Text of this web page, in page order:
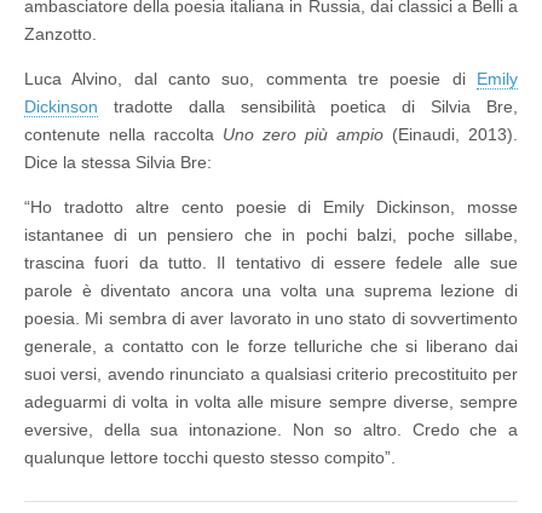
ambasciatore della poesia italiana in Russia, dai classici a Belli a
Zanzotto.
Luca Alvino, dal canto suo, commenta tre poesie di Emily
Dickinson tradotte dalla sensibilità poetica di Silvia Bre,
contenute nella raccolta Uno zero più ampio (Einaudi, 2013).
Dice la stessa Silvia Bre:
“Ho tradotto altre cento poesie di Emily Dickinson, mosse
istantanee di un pensiero che in pochi balzi, poche sillabe,
trascina fuori da tutto. Il tentativo di essere fedele alle sue
parole è diventato ancora una volta una suprema lezione di
poesia. Mi sembra di aver lavorato in uno stato di sovvertimento
generale, a contatto con le forze telluriche che si liberano dai
suoi versi, avendo rinunciato a qualsiasi criterio precostituito per
adeguarmi di volta in volta alle misure sempre diverse, sempre
eversive, della sua intonazione. Non so altro. Credo che a
qualunque lettore tocchi questo stesso compito”.